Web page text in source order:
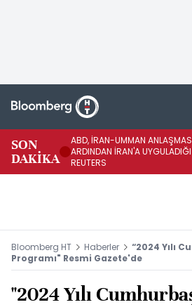
SON
DAKİKA
ABD, İRAN-UMMAN
ARDINDAN İRAN'A
REUTERS
Bloomberg HT Haberler
“2024 Yılı
Programı" Resmi Gazete'de
"2024 Yılı